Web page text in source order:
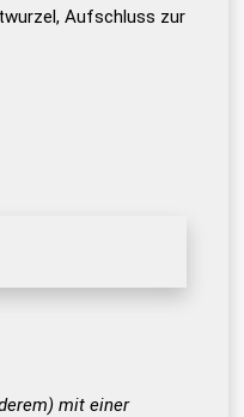
Aufschluss zur
mit einer